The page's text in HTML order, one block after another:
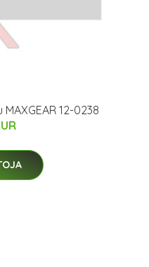
12-0238